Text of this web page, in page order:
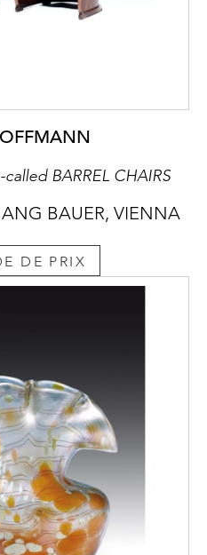
BARREL CHAIRS
BAUER, VIENNA
DE PRIX